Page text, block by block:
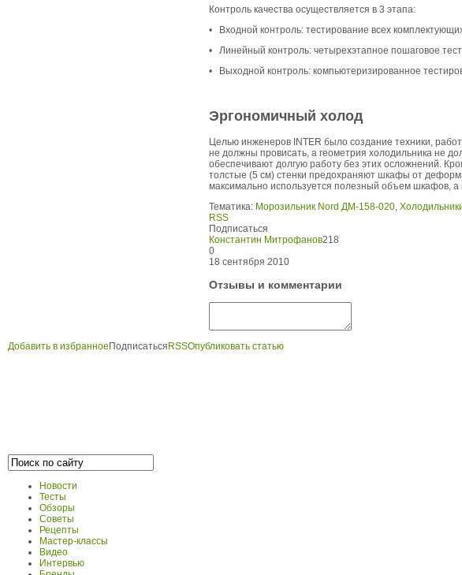
Контроль качества осуществляется в 3 этапа:
• Входной контроль: тестирование всех
• Линейный контроль: четырехэтапное пошаговое
• Выходной контроль: компьютеризированное
Эргономичный холод
Целью инженеров INTER было создание техники,
не должны провисать, а геометрия холодильника не
обеспечивают долгую работу без этих осложнений.
толстые (5 см) стенки предохраняют шкафы от
максимально используется полезный объем шкафов,
Тематика: Морозильник Nord ДМ-158-020,
RSS
Подписаться
Константин Митрофанов218
0
18 сентября 2010
Отзывы и комментарии
Добавить в избранное Подписаться RSSОпубликовать статью
Новости
Тесты
Обзоры
Советы
Рецепты
Мастер-классы
Видео
Интервью